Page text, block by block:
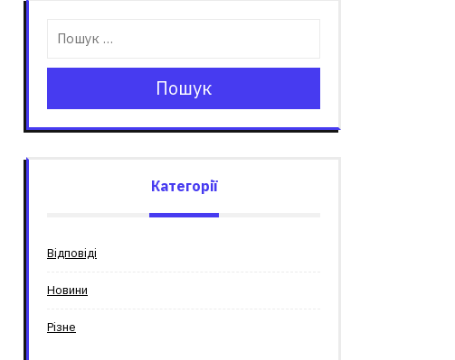
Пошук
Категорії
Відповіді
Новини
Різне